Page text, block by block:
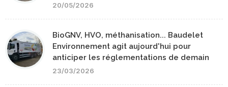
20/05/2026
BioGNV, HVO, méthanisation... Baudelet
Environnement agit aujourd'hui pour
anticiper les réglementations de demain
23/03/2026